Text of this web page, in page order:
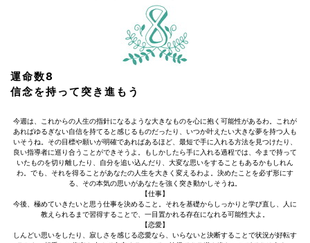
運命数8
信念を持って突き進もう
今週は、これからの人生の指針になるような大きなものを心に抱く可能性があるわ。これが
あればゆるぎない自信を持てると感じるものだったり、いつか叶えたい大きな夢を持つ人も
いそうね。その目標や願いが明確であればあるほど、最短で手に入れる方法を見つけたり、
良い指導者に巡り合うことができそうよ。もしかしたら手に入れる過程では、今まで持って
いたものを切り離したり、自分を追い込んだり、大変な思いをすることもあるかもしれん
わ。でも、それを得ることがあなたの人生を大きく変えるわよ。決めたことを必ず形にす
る、その本気の思いがあなたを強く突き動かしそうね。
【仕事】
今後、極めていきたいと思う仕事を決めること。それを基礎からしっかりと学び直し、人に
教えられるまで習得することで、一目置かれる存在になれる可能性大よ。
【恋愛】
しんどい思いをしたり、寂しさを感じる恋愛なら、いらないと決断することで状況が好転す